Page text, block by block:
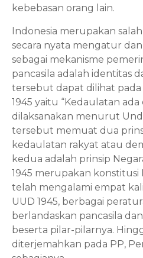
kebebasan orang lain.
Indonesia merupakan
secara nyata mengatur
sebagai mekanisme
pancasila adalah identitas
tersebut dapat dilihat pada
1945 yaitu “Kedaulatan
dilaksanakan menurut
tersebut memuat dua
kedaulatan rakyat atau
kedua adalah prinsip
1945 merupakan konstitusi
telah mengalami empat
UUD 1945, berbagai
berlandaskan pancasila
beserta pilar-pilarnya.
diterjemahkan pada PP,